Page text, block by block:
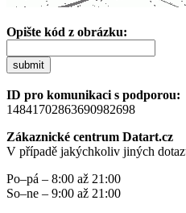
Opište kód z obrázku:
submit
ID pro komunikaci s podporou:
14841702863690982698
Zákaznické centrum Datart.cz
V případě jakýchkoliv jiných
Po–pá – 8:00 až 21:00
So–ne – 9:00 až 21:00